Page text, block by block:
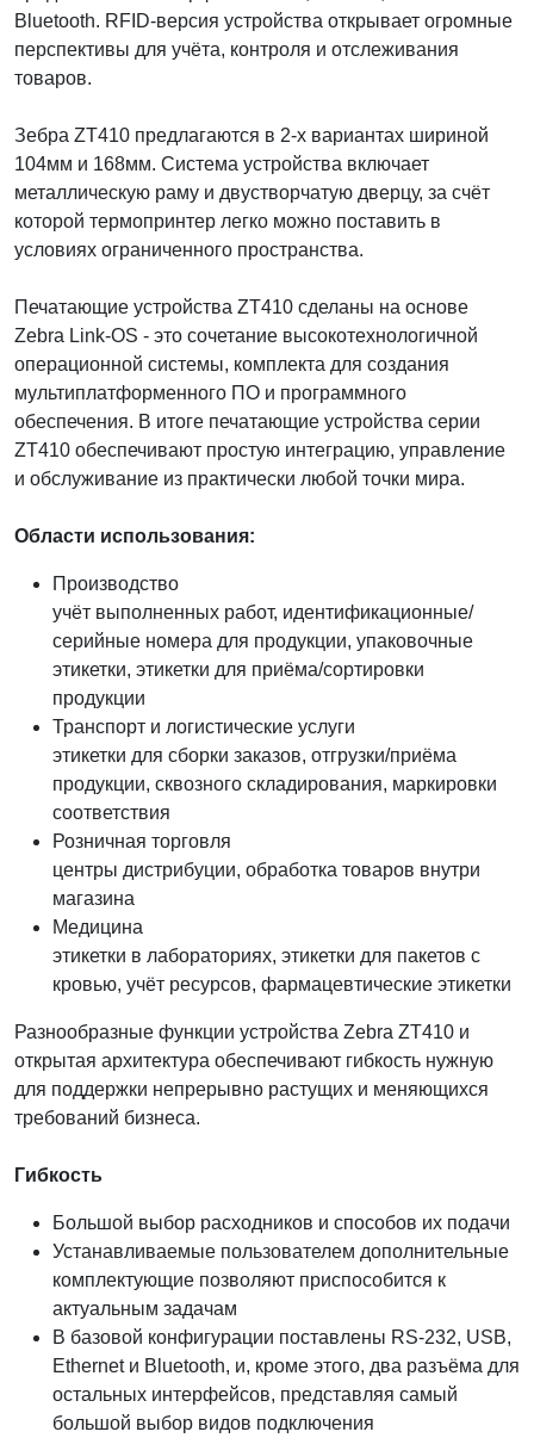
Bluetooth. RFID-версия устройства открывает огромные
перспективы для учёта, контроля и отслеживания
товаров.
Зебра ZT410 предлагаются в 2-х вариантах шириной
104мм и 168мм. Система устройства включает
металлическую раму и двустворчатую дверцу, за счёт
которой термопринтер легко можно поставить в
условиях ограниченного пространства.
Печатающие устройства ZT410 сделаны на основе
Zebra Link-OS - это сочетание высокотехнологичной
операционной системы, комплекта для создания
мультиплатформенного ПО и программного
обеспечения. В итоге печатающие устройства серии
ZT410 обеспечивают простую интеграцию, управление
и обслуживание из практически любой точки мира.
Области использования:
Производство
учёт выполненных работ, идентификационные/
серийные номера для продукции, упаковочные
этикетки, этикетки для приёма/сортировки
продукции
Транспорт и логистические услуги
этикетки для сборки заказов, отгрузки/приёма
продукции, сквозного складирования, маркировки
соответствия
Розничная торговля
центры дистрибуции, обработка товаров внутри
магазина
Медицина
этикетки в лабораториях, этикетки для пакетов с
кровью, учёт ресурсов, фармацевтические этикетки
Разнообразные функции устройства Zebra ZT410 и
открытая архитектура обеспечивают гибкость нужную
для поддержки непрерывно растущих и меняющихся
требований бизнеса.
Гибкость
Большой выбор расходников и способов их подачи
Устанавливаемые пользователем дополнительные
комплектующие позволяют приспособится к
актуальным задачам
В базовой конфигурации поставлены RS-232, USB,
Ethernet и Bluetooth, и, кроме этого, два разъёма для
остальных интерфейсов, представляя самый
большой выбор видов подключения